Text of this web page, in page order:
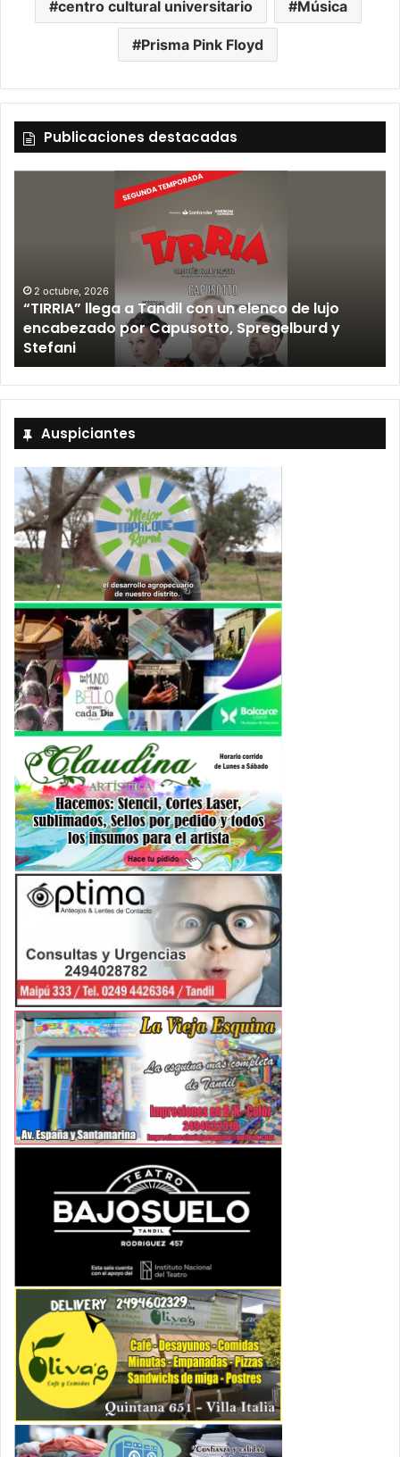
centro cultural universitario Música
Prisma Pink Floyd
Publicaciones destacadas
2 octubre, 2026
“TIRRIA” llega a Tandil con un elenco de lujo
encabezado por Capusotto, Spregelburd y
Stefani
Auspiciantes